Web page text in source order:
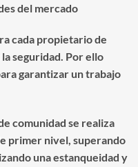
del mercado
cada propietario de
seguridad. Por ello
garantizar un trabajo
comunidad se realiza
primer nivel, superando
una estanqueidad y